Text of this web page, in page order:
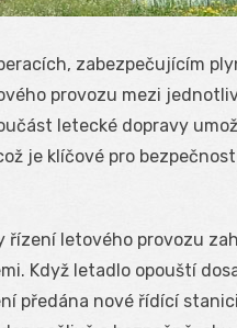
zabezpečujícím
provozu mezi
letecké dopravy
je klíčové pro
řízení letového provozu
Když letadlo opouští
předána nové řídící